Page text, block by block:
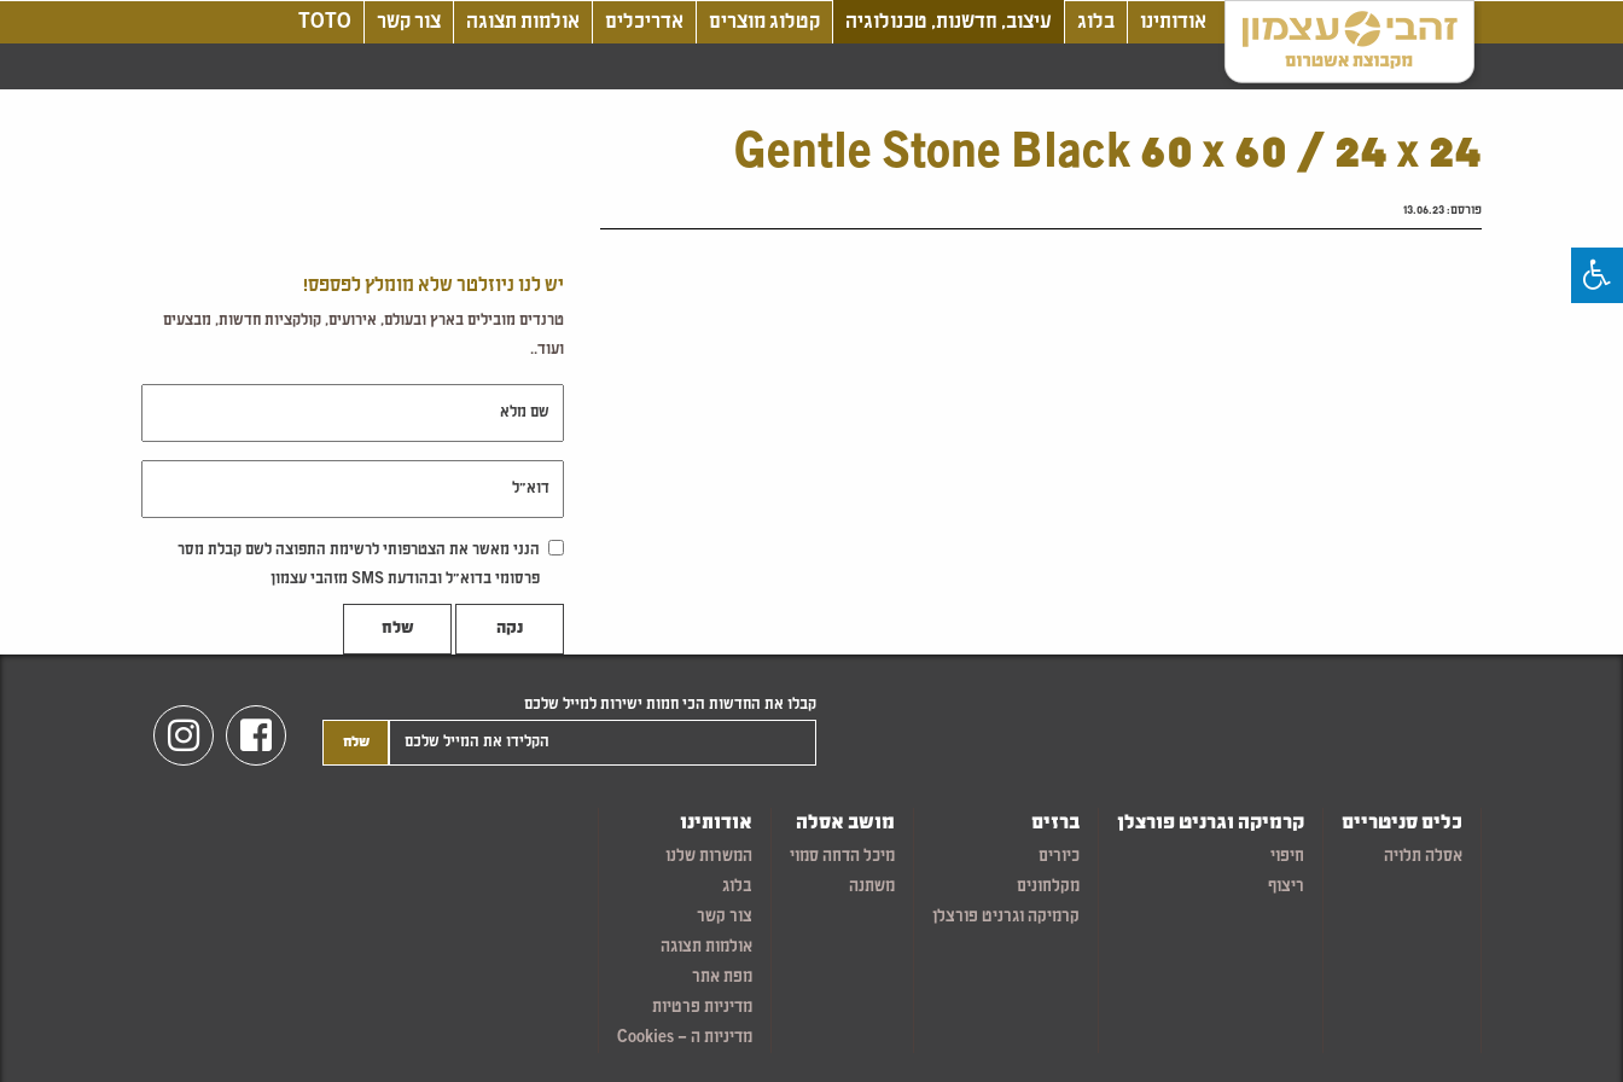
אודותינו בלוג עיצוב, חדשנות, טכנולוגיה קטלוג מוצרים אדריכלים אולמות תצוגה צור קשר TOTO
Gentle Stone Black 60 x 60 / 24 x 24
פורסם:13.06.23
יש לנו ניוזלטר שלא מומלץ לפספס!
טרנדים מובילים בארץ ובעולם, אירועים, קולקציות חדשות, מבצעים
ועוד..
הנני מאשר את הצטרפותי לרשימת התפוצה לשם קבלת מסר
פרסומי בדוא"ל ובהודעת SMS מזהבי עצמון
נקה
Facebook
Instagram
קבלו את החדשות הכי חמות ישירות למייל שלכם
כלים סניטריים
אסלה תלויה
קרמיקה וגרניט פורצלן
חיפוי
ריצוף
ברזים
כיורים
מקלחונים
קרמיקה וגרניט פורצלן
מושב אסלה
מיכל הדחה סמוי
משתנה
אודותינו
המשרות שלנו
בלוג
צור קשר
אולמות תצוגה
מפת אתר
מדיניות פרטיות
מדיניות ה – Cookies